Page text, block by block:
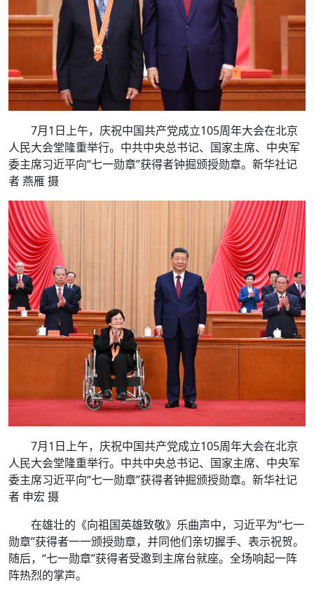
7月1日上午，庆祝中国共产党成立105周年大会在北京
人民大会堂隆重举行。中共中央总书记、国家主席、中央军
委主席习近平向“七一勋章”获得者钟掘颁授勋章。新华社记
者 燕雁 摄
7月1日上午，庆祝中国共产党成立105周年大会在北京
人民大会堂隆重举行。中共中央总书记、国家主席、中央军
委主席习近平向“七一勋章”获得者钟掘颁授勋章。新华社记
者 申宏 摄
在雄壮的《向祖国英雄致敬》乐曲声中，习近平为“七一
勋章”获得者一一颁授勋章，并同他们亲切握手、表示祝贺。
随后，“七一勋章”获得者受邀到主席台就座。全场响起一阵
阵热烈的掌声。